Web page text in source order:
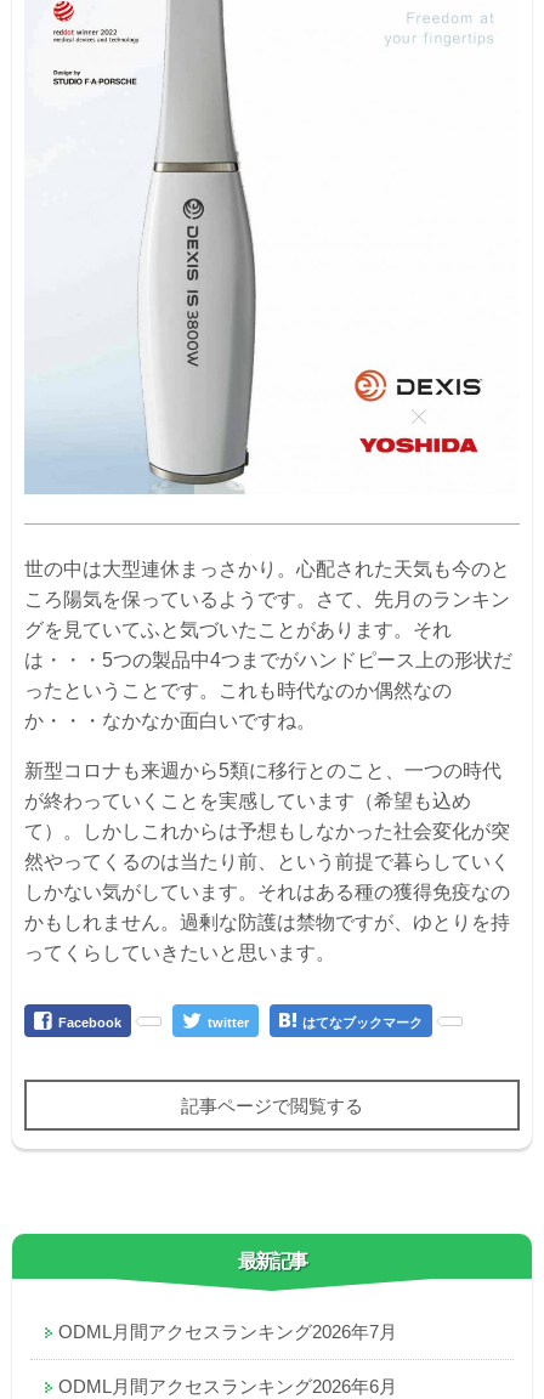
世の中は大型連休まっさかり。心配された天気も今のと
ころ陽気を保っているようです。さて、先月のランキン
グを見ていてふと気づいたことがあります。それ
は・・・5つの製品中4つまでがハンドピース上の形状だ
ったということです。これも時代なのか偶然なの
か・・・なかなか面白いですね。
新型コロナも来週から5類に移行とのこと、一つの時代
が終わっていくことを実感しています（希望も込め
て）。しかしこれからは予想もしなかった社会変化が突
然やってくるのは当たり前、という前提で暮らしていく
しかない気がしています。それはある種の獲得免疫なの
かもしれません。過剰な防護は禁物ですが、ゆとりを持
ってくらしていきたいと思います。
Facebook twitter はてなブックマーク
記事ページで閲覧する
最新記事
ODML月間アクセスランキング2026年7月
ODML月間アクセスランキング2026年6月